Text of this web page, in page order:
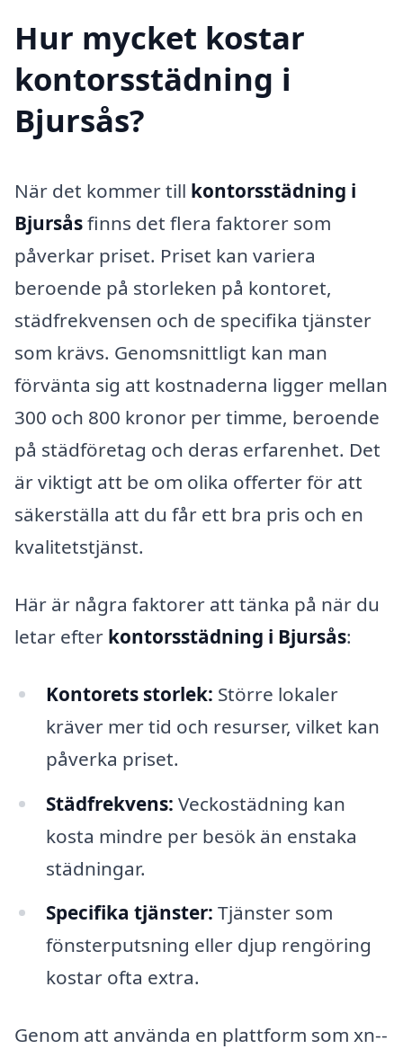
Hur mycket kostar
kontorsstädning i
Bjursås?
När det kommer till kontorsstädning i
Bjursåsfinns det flera faktorer som
påverkar priset. Priset kan variera
beroende på storleken på kontoret,
städfrekvensen och de specifika tjänster
som krävs. Genomsnittligt kan man
förvänta sig att kostnaderna ligger mellan
300 och 800 kronor per timme, beroende
på städföretag och deras erfarenhet. Det
är viktigt att be om olika offerter för att
säkerställa att du får ett bra pris och en
kvalitetstjänst.
Här är några faktorer att tänka på när du
letar efter kontorsstädning i Bjursås:
Kontorets storlek: Större lokaler
kräver mer tid och resurser, vilket kan
påverka priset.
Städfrekvens: Veckostädning kan
kosta mindre per besök än enstaka
städningar.
Specifika tjänster: Tjänster som
fönsterputsning eller djup rengöring
kostar ofta extra.
Genom att använda en plattform som xn--